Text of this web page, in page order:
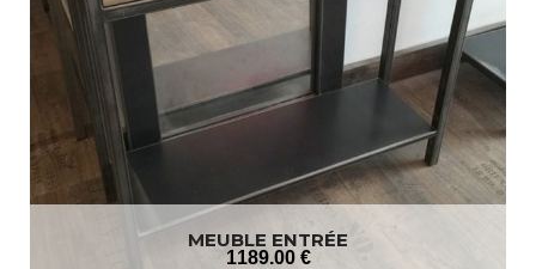
MEUBLE ENTRÉE
1189.00 €